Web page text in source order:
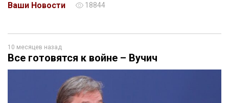
Ваши Новости
18844
10 месяцев назад
Все готовятся к войне – Вучич